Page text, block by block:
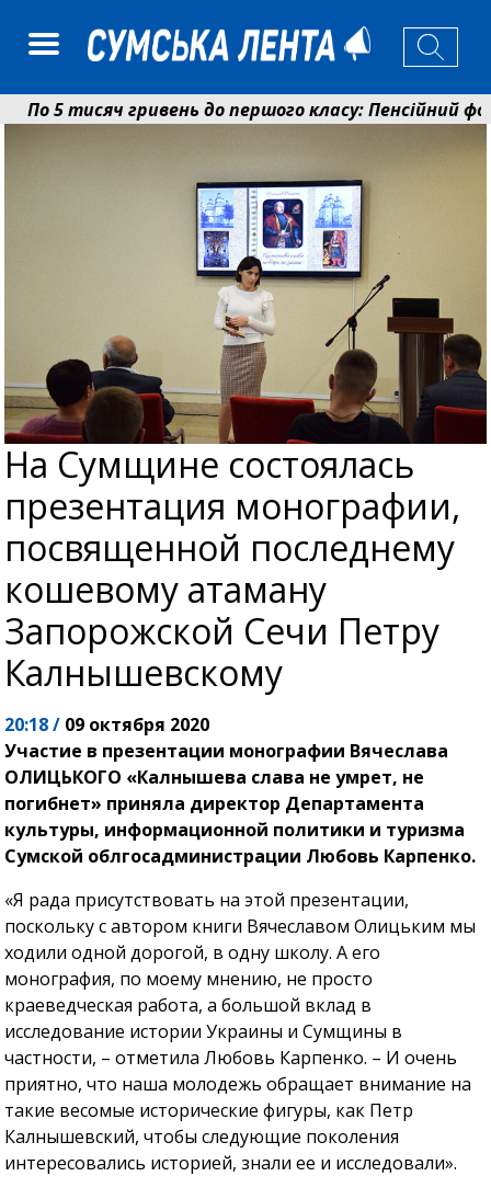
гривень до першого класу: Пенсійний фонд
у Сумах погодили 115 компенсацій на
На Сумщине состоялась
презентация монографии,
посвященной последнему
кошевому атаману
Запорожской Сечи Петру
Калнышевскому
20:18 / 09 октября 2020
Участие в презентации монографии Вячеслава
ОЛИЦЬКОГО «Калнышева слава не умрет, не
погибнет» приняла директор Департамента
культуры, информационной политики и туризма
Сумской облгосадминистрации Любовь Карпенко.
«Я рада присутствовать на этой презентации,
поскольку с автором книги Вячеславом Олицьким мы
ходили одной дорогой, в одну школу. А его
монография, по моему мнению, не просто
краеведческая работа, а большой вклад в
исследование истории Украины и Сумщины в
частности, – отметила Любовь Карпенко. – И очень
приятно, что наша молодежь обращает внимание на
такие весомые исторические фигуры, как Петр
Калнышевский, чтобы следующие поколения
интересовались историей, знали ее и исследовали».